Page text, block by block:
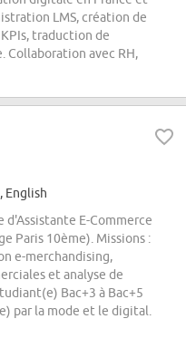
LMS, création de
traduction de
Collaboration avec RH,
English
E-Commerce
Paris 10ème). Missions :
e-merchandising,
et analyse de
Bac+3 à Bac+5
par la mode et le digital.